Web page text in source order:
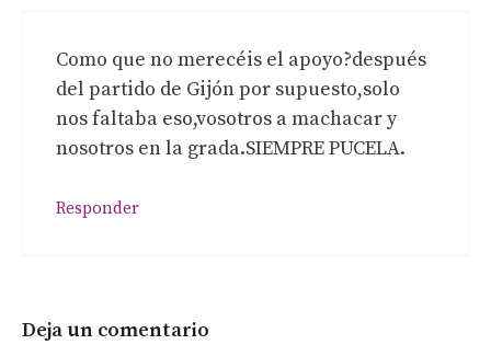
Como que no merecéis el apoyo?después
del partido de Gijón por supuesto,solo
nos faltaba eso,vosotros a machacar y
nosotros en la grada.SIEMPRE PUCELA.
Responder
Deja un comentario